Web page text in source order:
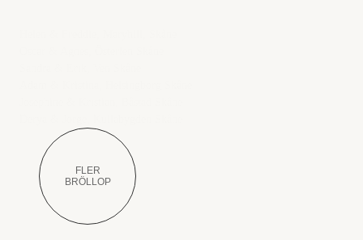
FLER
BRÖLLOP